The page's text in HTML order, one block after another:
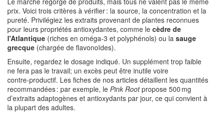
prix. Voici trois critères à vérifier : la source, la concentration et la
pureté. Privilégiez les extraits provenant de plantes reconnues
pour leurs propriétés antioxydantes, comme le cèdre de
l'Atlantique (riches en oméga‑3 et polyphénols) ou la sauge
grecque (chargée de flavonoïdes).
Ensuite, regardez le dosage indiqué. Un supplément trop faible
ne fera pas le travail; un excès peut être inutile voire
contre‑productif. Les fiches de nos articles détaillent les quantités
recommandées : par exemple, le Pink Rootpropose 500 mg
d’extraits adaptogènes et antioxydants par jour, ce qui convient à
la plupart des adultes.